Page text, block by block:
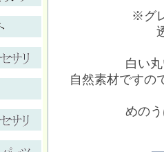
※グ
白い
自然素材ですの
めの